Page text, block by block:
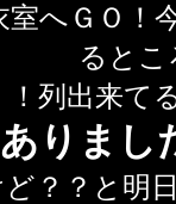
へＧＯ！
ると
列出来て
りまし
？？と明